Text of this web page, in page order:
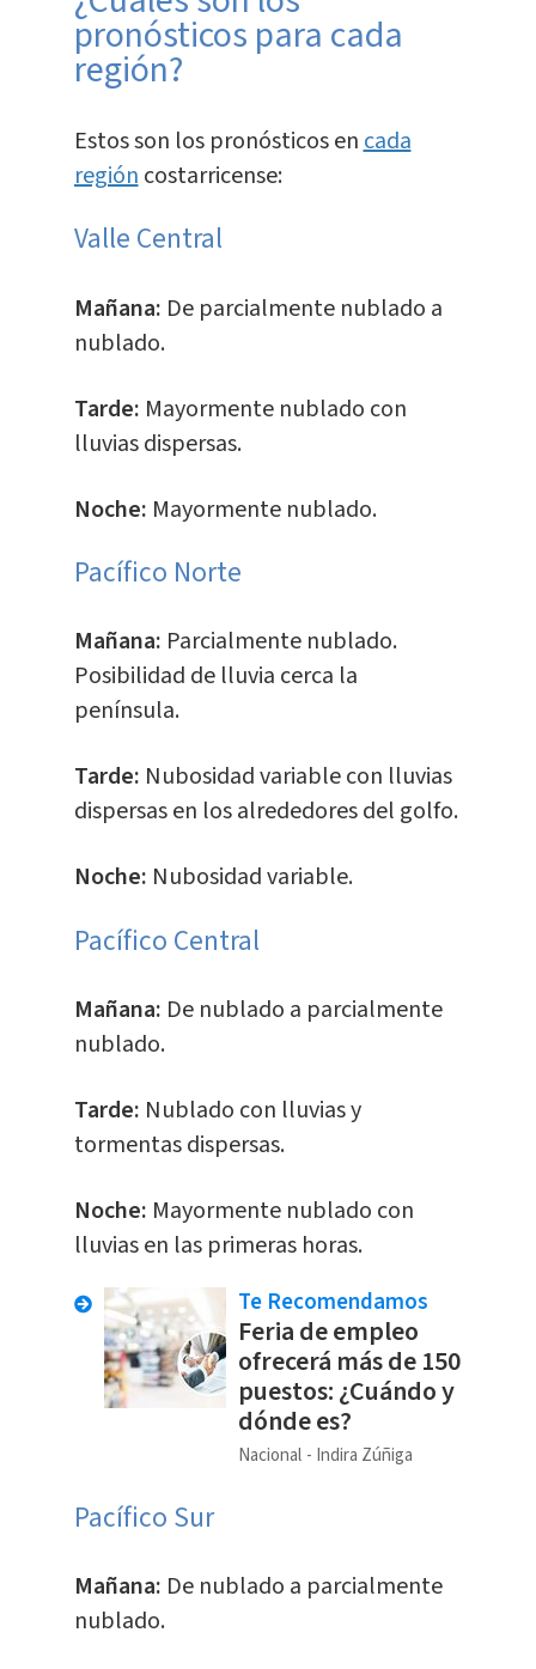
pronósticos para cada
región?
Estos son los pronósticos encada
regióncostarricense:
Valle Central
Mañana: De parcialmente nublado a
nublado.
Tarde: Mayormente nublado con
lluvias dispersas.
Noche: Mayormente nublado.
Pacífico Norte
Mañana: Parcialmente nublado.
Posibilidad de lluvia cerca la
península.
Tarde: Nubosidad variable con lluvias
dispersas en los alrededores del golfo.
Noche: Nubosidad variable.
Pacífico Central
Mañana: De nublado a parcialmente
nublado.
Tarde: Nublado con lluvias y
tormentas dispersas.
Noche: Mayormente nublado con
lluvias en las primeras horas.
Te Recomendamos
Feria de empleo
ofrecerá más de 150
puestos: ¿Cuándo y
dónde es?
Nacional Indira Zúñiga
Pacífico Sur
Mañana: De nublado a parcialmente
nublado.